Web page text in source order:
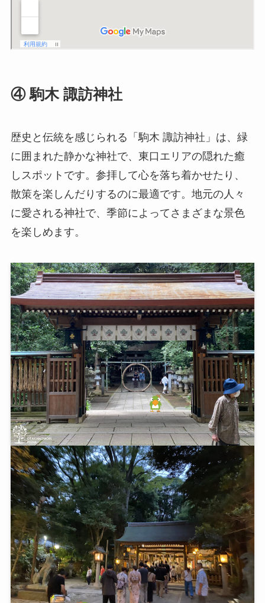
④ 駒木 諏訪神社
歴史と伝統を感じられる「駒木 諏訪神社」は、緑
に囲まれた静かな神社で、東口エリアの隠れた癒
しスポットです。参拝して心を落ち着かせたり、
散策を楽しんだりするのに最適です。地元の人々
に愛される神社で、季節によってさまざまな景色
を楽しめます。